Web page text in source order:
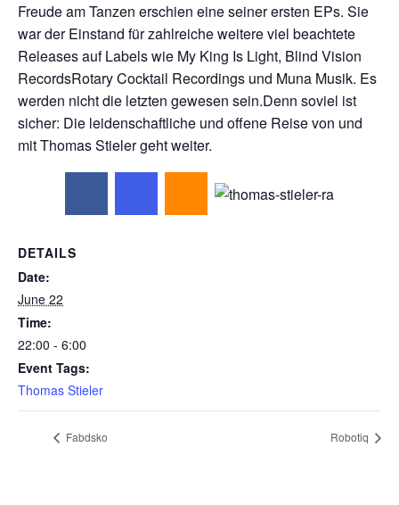
Freude am Tanzen erschien eine seiner ersten EPs. Sie
war der Einstand für zahlreiche weitere viel beachtete
Releases auf Labels wie My King Is Light, Blind Vision
RecordsRotary Cocktail Recordings und Muna Musik. Es
werden nicht die letzten gewesen sein.Denn soviel ist
sicher: Die leidenschaftliche und offene Reise von und
mit Thomas Stieler geht weiter.
DETAILS
Date:
June 22
Time:
22:00 - 6:00
Event Tags:
Thomas Stieler
Fabdsko Robotiq